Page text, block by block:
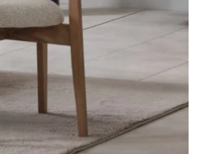
Evinizde Samimi Yemek